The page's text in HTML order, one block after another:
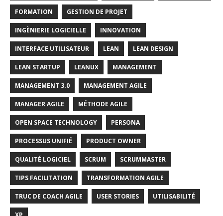
FORMATION GESTION DE PROJET
INGÈNIERIE LOGICIELLE INNOVATION
INTERFACE UTILISATEUR LEAN LEAN DESIGN
LEAN STARTUP LEANUX MANAGEMENT
MANAGEMENT 3.0 MANAGEMENT AGILE
MANAGER AGILE MÉTHODE AGILE
OPEN SPACE TECHNOLOGY PERSONA
PROCESSUS UNIFIÉ PRODUCT OWNER
QUALITÉ LOGICIEL SCRUM SCRUMMASTER
TIPS FACILITATION TRANSFORMATION AGILE
TRUC DE COACH AGILE USER STORIES UTILISABILITÉ